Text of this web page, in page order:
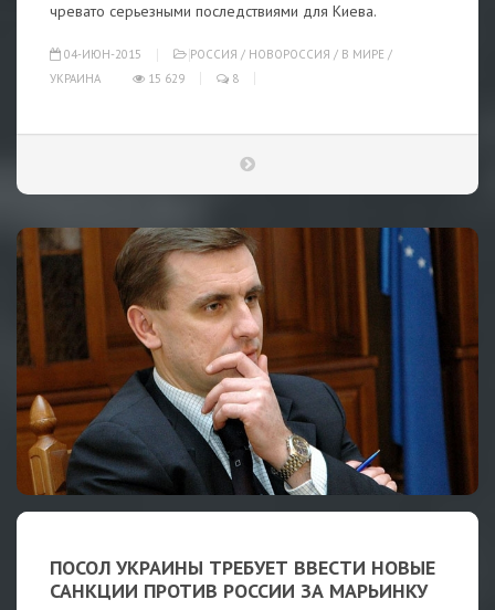
чревато серьезными последствиями для Киева.
04-ИЮН-2015 РОССИЯ / НОВОРОССИЯ / В МИРЕ /
УКРАИНА
15 629 8
ПОСОЛ УКРАИНЫ ТРЕБУЕТ ВВЕСТИ НОВЫЕ
САНКЦИИ ПРОТИВ РОССИИ ЗА МАРЬИНКУ